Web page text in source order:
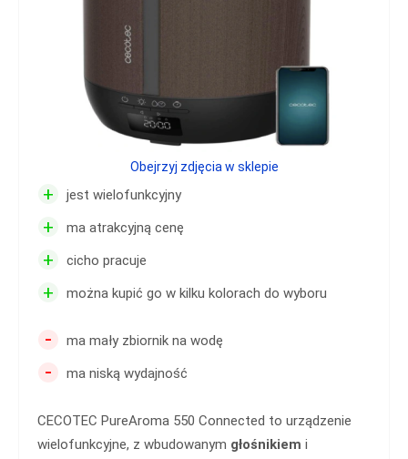
+ jest wielofunkcyjny
+ ma atrakcyjną cenę
+ cicho pracuje
+ można kupić go w kilku kolorach do wyboru
- ma mały zbiornik na wodę
- ma niską wydajność
CECOTEC PureAroma 550 Connected to urządzenie
wielofunkcyjne, z wbudowanym głośnikiem i
Obejrzyj zdjęcia w sklepie